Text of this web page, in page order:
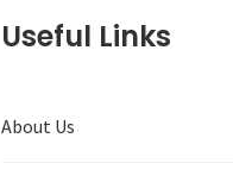
Useful Links
About Us